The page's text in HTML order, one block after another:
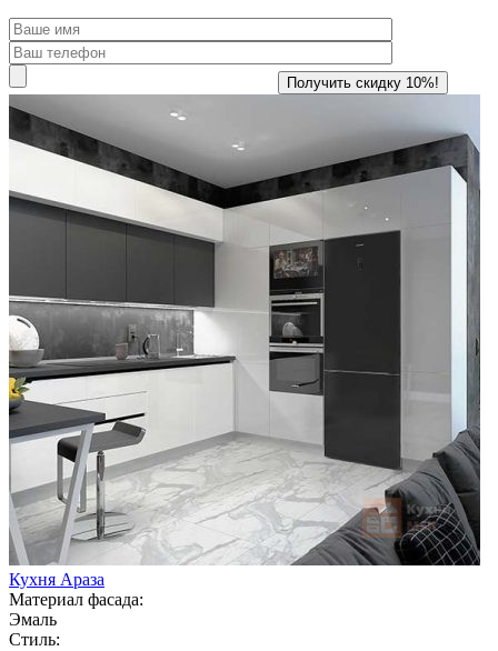
Кухня Араза
Материал фасада:
Эмаль
Стиль: